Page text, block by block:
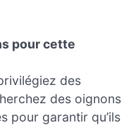
pour cette
des
des oignons
pour garantir qu’ils